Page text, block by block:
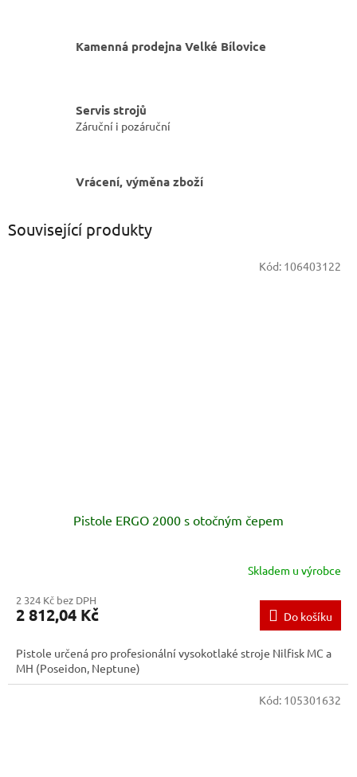
Kamenná prodejna Velké Bílovice
Servis strojů
Záruční i pozáruční
Vrácení, výměna zboží
Související produkty
Pistole ERGO 2000 s otočným čepem
Skladem u výrobce
2 324 Kč bez DPH
2 812,04 Kč Do košíku
Pistole určená pro profesionální vysokotlaké stroje Nilfisk MC a
MH (Poseidon, Neptune)
Kód: 106403122
Kód: 105301632